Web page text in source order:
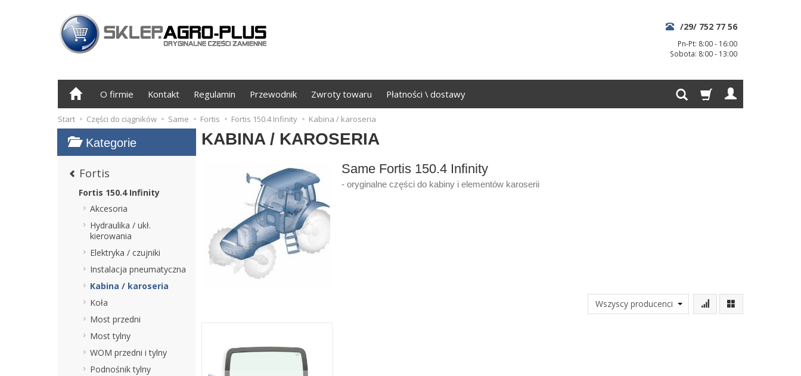
/29/ 752 77 56
Pn-Pt: 8:00 - 16:00
Sobota: 8:00 - 13:00
O firmie Kontakt Regulamin Przewodnik Zwroty towaru Płatności \ dostawy
Start Części do ciągników Same Fortis Fortis 150.4 Infinity Kabina / karoseria
KABINA / KAROSERIA
Same Fortis 150.4 Infinity
- oryginalne części do kabiny i elementów karoserii
Kategorie
Fortis
Fortis 150.4 Infinity
Akcesoria
Hydraulika / ukł.
kierowania
Elektryka / czujniki
Instalacja pneumatyczna
Kabina / karoseria
Koła
Most przedni
Most tylny
WOM przedni i tylny
Podnośnik tylny